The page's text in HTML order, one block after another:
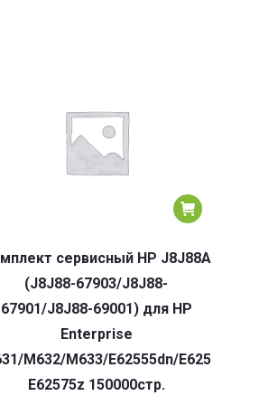
сервисный HP J8J88A
(J8J88-67903/J8J88-
67901/J8J88-69001) для HP
Enterprise
M632/M633/E62555dn/E62565h/
E62575z 150000стр.